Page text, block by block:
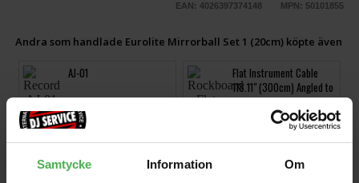
Samtycke Information Om
EAN: 4026397374148 MPN: 50101855
Andra som handlade Eurolite Mirrorball Set 1 (20cm) köpte även
AJ-01
59 kr
Flat Instrument Cable
118.11" (300cm) Angled to
Angled
59 kr
Tortex III 462P1.35
12/PLYPK
120 kr